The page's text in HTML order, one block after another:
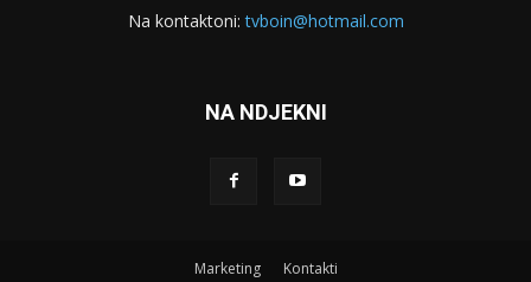
Na kontaktoni:tvboin@hotmail.com
NA NDJEKNI
Marketing Kontakti